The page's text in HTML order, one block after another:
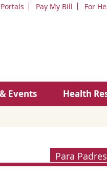
Pay My Bill For
Events Health
Para Padres